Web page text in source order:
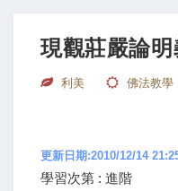
現觀莊嚴論
利美 佛法教學
更新日期:2010/12/14
學習次第 : 進階